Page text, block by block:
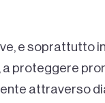
e soprattutto in
proteggere
attraverso